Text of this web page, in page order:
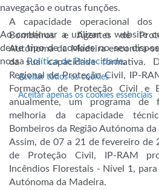
A capacidade operacional
Bombeiros e Agentes de
Autónoma da Madeira encontra-
da sua capacidade formativa.
Regional de Proteção Civil, IP-
Formação de Proteção Civil e
anualmente, um programa de
melhoria da capacidade
Bombeiros da Região Autónoma
Assim, de 07 a 21 de fevereiro de
de Proteção Civil, IP-RAM
Incêndios Florestais - Nível 1,
Autónoma da Madeira.
navegação e outras funções.
Ao continuar a utilizar o website
deste tipo de cookies no seu
nossaPolítica de Privacidade.
Aceitar todos os cookies
Aceitar apenas os cookies essenciais